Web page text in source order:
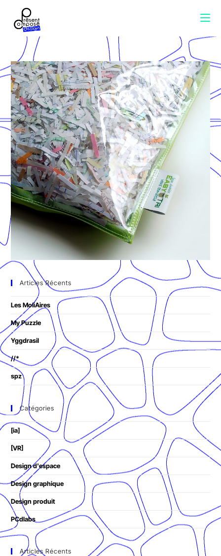
Articles Récents
Les MoliAires
My Puzzle
Yggdrasil
//*
spz
Catégories
[ia]
[VR]
Design d'espace
Design graphique
Design produit
PCdlabs
Articles Récents